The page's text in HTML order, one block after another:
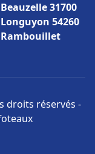
31700
54260
droits réservés -